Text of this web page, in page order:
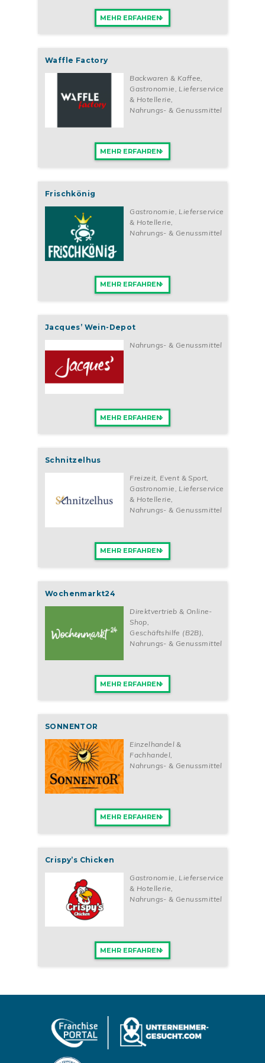
MEHR ERFAHREN
Waffle Factory
Backwaren & Kaffee
Gastronomie, Lieferservice
& Hotellerie
Nahrungs- & Genussmittel
MEHR ERFAHREN
Frischkönig
Gastronomie, Lieferservice
& Hotellerie,
Nahrungs- & Genussmittel
MEHR ERFAHREN
Jacques’ Wein-Depot
Nahrungs- & Genussmittel
MEHR ERFAHREN
Schnitzelhus
Freizeit, Event & Sport,
Gastronomie, Lieferservice
& Hotellerie,
Nahrungs- & Genussmittel
MEHR ERFAHREN
Wochenmarkt24
Direktvertrieb & Online-
Shop
Geschäftshilfe (B2B)
Nahrungs- & Genussmittel
MEHR ERFAHREN
SONNENTOR
Einzelhandel &
Fachhandel,
Nahrungs- & Genussmittel
MEHR ERFAHREN
Crispy’s Chicken
Gastronomie, Lieferservice
& Hotellerie
Nahrungs- & Genussmittel
MEHR ERFAHREN